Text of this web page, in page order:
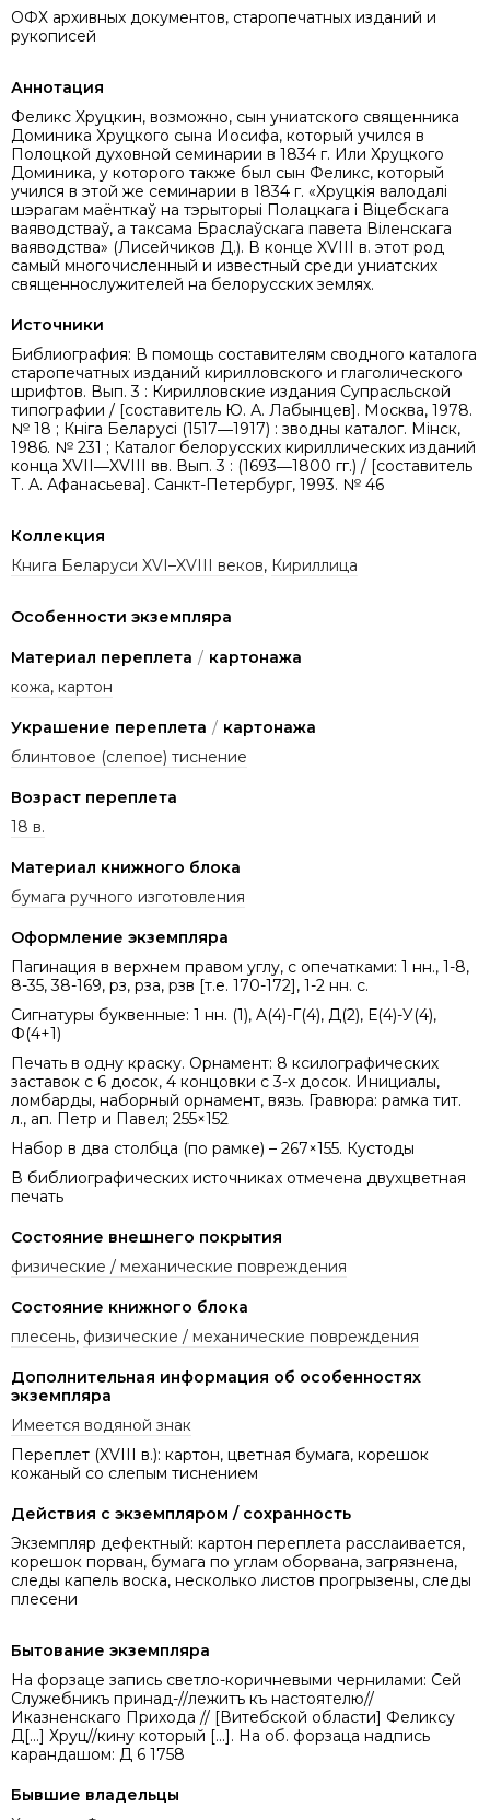
ОФХ архивных документов, старопечатных изданий и
рукописей
Аннотация
Феликс Хруцкин, возможно, сын униатского священника
Доминика Хруцкого сына Иосифа, который учился в
Полоцкой духовной семинарии в 1834 г. Или Хруцкого
Доминика, у которого также был сын Феликс, который
учился в этой же семинарии в 1834 г. «Хруцкія валодалі
шэрагам маёнткаў на тэрыторыі Полацкага і Віцебскага
ваяводстваў, а таксама Браслаўскага павета Віленскага
ваяводства» (Лисейчиков Д.). В конце XVIII в. этот род
самый многочисленный и известный среди униатских
священнослужителей на белорусских землях.
Источники
Библиография: В помощь составителям сводного каталога
старопечатных изданий кирилловского и глаголического
шрифтов. Вып. 3 : Кирилловские издания Супрасльской
типографии / [составитель Ю. А. Лабынцев]. Москва, 1978.
№ 18 ; Кніга Беларусі (1517―1917) : зводны каталог. Мінск,
1986. № 231 ; Каталог белорусских кириллических изданий
конца XVII―XVIII вв. Вып. 3 : (1693―1800 гг.) / [составитель
Т. А. Афанасьева]. Санкт-Петербург, 1993. № 46
Коллекция
Книга Беларуси XVI–XVIII веков, Кириллица
Особенности экземпляра
Материал переплета / картонажа
кожа, картон
Украшение переплета / картонажа
блинтовое (слепое) тиснение
Возраст переплета
18 в.
Материал книжного блока
бумага ручного изготовления
Оформление экземпляра
Пагинация в верхнем правом углу, с опечатками: 1 нн., 1-8,
8-35, 38-169, рз, рза, рзв [т.е. 170-172], 1-2 нн. с.
Сигнатуры буквенные: 1 нн. (1), A(4)-Г(4), Д(2), Е(4)-У(4),
Ф(4+1)
Печать в одну краску. Орнамент: 8 ксилографических
заставок с 6 досок, 4 концовки с 3-х досок. Инициалы,
ломбарды, наборный орнамент, вязь. Гравюра: рамка тит.
л., ап. Петр и Павел; 255×152
Набор в два столбца (по рамке) – 267×155. Кустоды
В библиографических источниках отмечена двухцветная
печать
Состояние внешнего покрытия
физические / механические повреждения
Состояние книжного блока
плесень, физические / механические повреждения
Дополнительная информация об особенностях
экземпляра
Имеется водяной знак
Переплет (XVIII в.): картон, цветная бумага, корешок
кожаный со слепым тиснением
Действия с экземпляром / сохранность
Экземпляр дефектный: картон переплета расслаивается,
корешок порван, бумага по углам оборвана, загрязнена,
следы капель воска, несколько листов прогрызены, следы
плесени
Бытование экземпляра
На форзаце запись светло-коричневыми чернилами: Сей
Служебникъ принад-//лежитъ къ настоятелю//
Иказненскаго Прихода // [Витебской области] Феликсу
Д[...] Хруц//кину который [...]. На об. форзаца надпись
карандашом: Д 6 1758
Бывшие владельцы